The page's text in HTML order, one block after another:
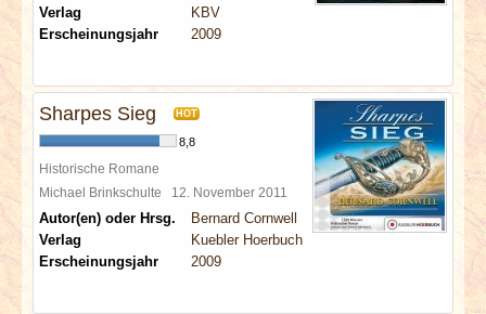
Verlag
KBV
Erscheinungsjahr
2009
Sharpes Sieg HOT
8,8
Historische Romane
Michael Brinkschulte 12. November 2011
Autor(en) oder Hrsg.
Bernard Cornwell
Verlag
Kuebler Hoerbuch
Erscheinungsjahr
2009